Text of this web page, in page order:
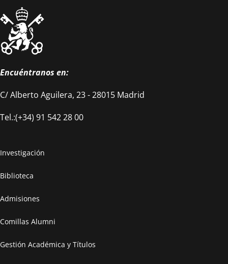
Encuéntranos en:
C/ Alberto Aguilera, 23 - 28015 Madrid
Tel.:(+34) 91 542 28 00
Investigación
Biblioteca
Admisiones
Comillas Alumni
Gestión Académica y Títulos